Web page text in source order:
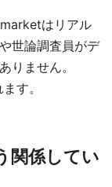
はリアル
世論調査員がデ
りません。
す。
関係してい